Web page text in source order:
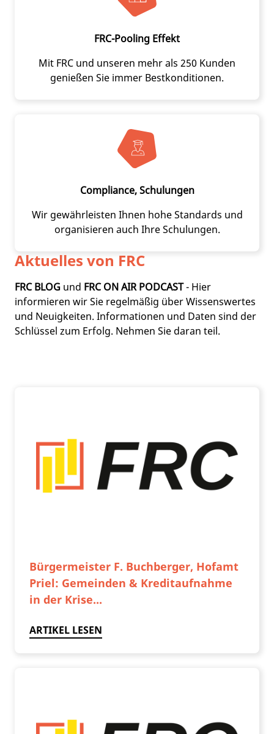
FRC-Pooling Effekt
Mit FRC und unseren mehr als 250 Kunden
genießen Sie immer Bestkonditionen.
Compliance, Schulungen
Wir gewährleisten Ihnen hohe Standards und
organisieren auch Ihre Schulungen.
Aktuelles von FRC
FRC BLOG und FRC ON AIR PODCAST- Hier
informieren wir Sie regelmäßig über Wissenswertes
und Neuigkeiten. Informationen und Daten sind der
Schlüssel zum Erfolg. Nehmen Sie daran teil.
Bürgermeister F. Buchberger, Hofamt
Priel: Gemeinden & Kreditaufnahme
in der Krise...
ARTIKEL LESEN